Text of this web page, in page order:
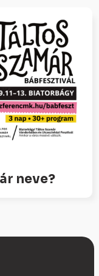
neve?